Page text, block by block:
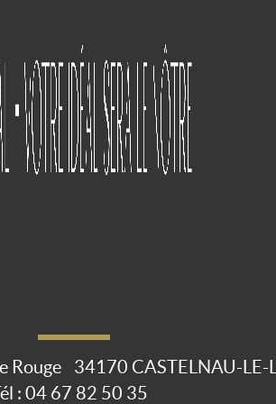
Rouge 34170 CASTELNAU-LE-
: 04 67 82 50 35